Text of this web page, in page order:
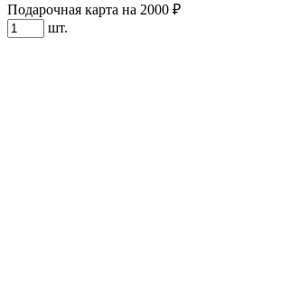
Подарочная карта на 2000 ₽
шт.